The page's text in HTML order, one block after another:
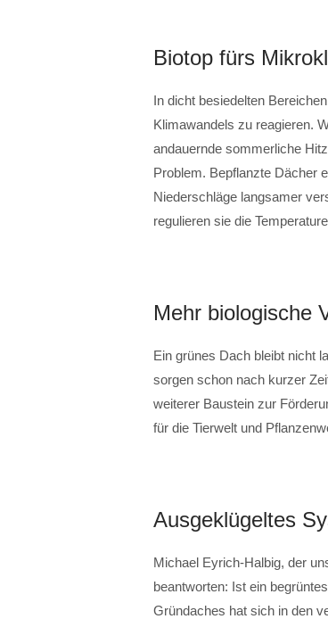
Biotop fürs
In dicht besiedelten
Klimawandels zu reagieren.
andauernde sommerliche
Problem. Bepflanzte Dächer
Niederschläge langsamer
regulieren sie die
Mehr biologische
Ein grünes Dach bleibt nicht
sorgen schon nach kurzer
weiterer Baustein zur
für die Tierwelt und
Ausgeklügeltes
Michael Eyrich-Halbig, der
beantworten: Ist ein
Gründaches hat sich in den